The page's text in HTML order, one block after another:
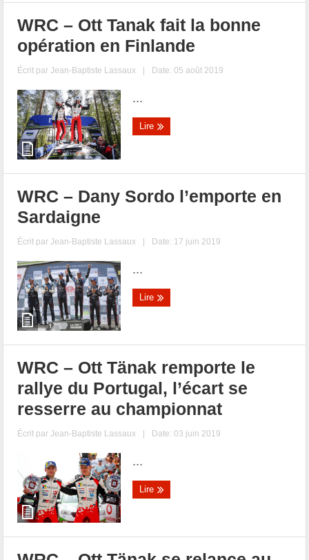
WRC – Ott Tanak fait la bonne
opération en Finlande
Écrit parJean-Baptiste Lassaux | Date: 05 août 2019
...
Lire
WRC – Dany Sordo l’emporte en
Sardaigne
Écrit parJean-Baptiste Lassaux | Date: 17 juin 2019
...
Lire
WRC – Ott Tänak remporte le
rallye du Portugal, l’écart se
resserre au championnat
Écrit parJean-Baptiste Lassaux | Date: 03 juin 2019
...
Lire